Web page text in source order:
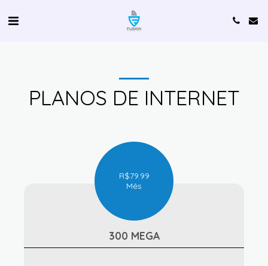
PLANOS DE INTERNET
R$79.99
Mês
300 MEGA